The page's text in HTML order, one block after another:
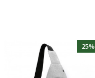
25%